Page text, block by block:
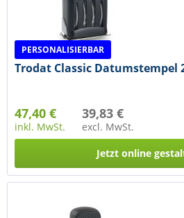
PERSONALISIERBAR
Trodat Classic Datumstempel
47,40 €
inkl. MwSt.
39,83 €
excl. MwSt.
Jetzt online